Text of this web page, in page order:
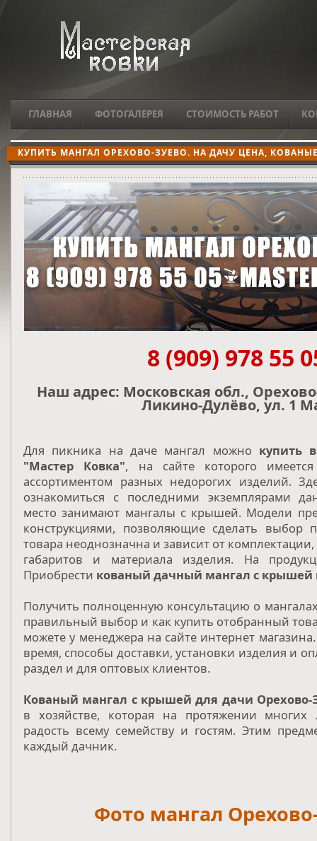
ГЛАВНАЯ ФОТОГАЛЕРЕЯ СТОИМОСТЬ РАБОТ
КУПИТЬ МАНГАЛ ОРЕХОВО-ЗУЕВО. НА ДАЧУ ЦЕНА,
8 (909) 978 55
Наш адрес: Московская обл.,
Ликино-Дулёво, ул. 1
Для пикника на даче мангал можно купить
"Мастер Ковка", на сайте которого
ассортиментом разных недорогих изделий.
ознакомиться с последними экземплярами
место занимают мангалы с крышей. Модели
конструкциями, позволяющие сделать выбор
товара неоднозначна и зависит от
габаритов и материала изделия. На
Приобрести кованый дачный мангал с крышей
Получить полноценную консультацию о
правильный выбор и как купить отобранный
можете у менеджера на сайте интернет
время, способы доставки, установки изделия и
раздел и для оптовых клиентов.
Кованый мангал с крышей для дачи Орехово-
в хозяйстве, которая на протяжении многих
радость всему семейству и гостям. Этим
каждый дачник.
Фото мангал